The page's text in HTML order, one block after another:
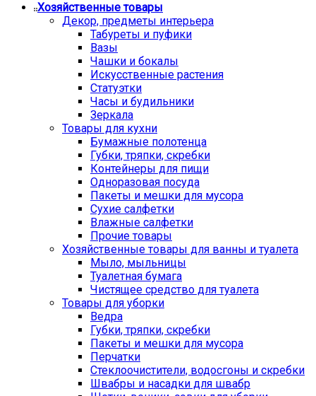
Хозяйственные товары
Декор, предметы интерьера
Табуреты и пуфики
Вазы
Чашки и бокалы
Искусственные растения
Статуэтки
Часы и будильники
Зеркала
Товары для кухни
Бумажные полотенца
Губки, тряпки, скребки
Контейнеры для пищи
Одноразовая посуда
Пакеты и мешки для мусора
Сухие салфетки
Влажные салфетки
Прочие товары
Хозяйственные товары для ванны и туалета
Мыло, мыльницы
Туалетная бумага
Чистящее средство для туалета
Товары для уборки
Ведра
Губки, тряпки, скребки
Пакеты и мешки для мусора
Перчатки
Стеклоочистители, водосгоны и скребки
Швабры и насадки для швабр